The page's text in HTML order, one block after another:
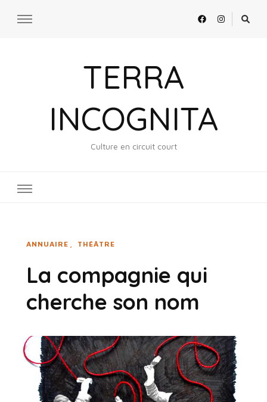
TERRA
INCOGNITA
Culture en circuit court
ANNUAIRE THÉÂTRE
La compagnie qui
cherche son nom